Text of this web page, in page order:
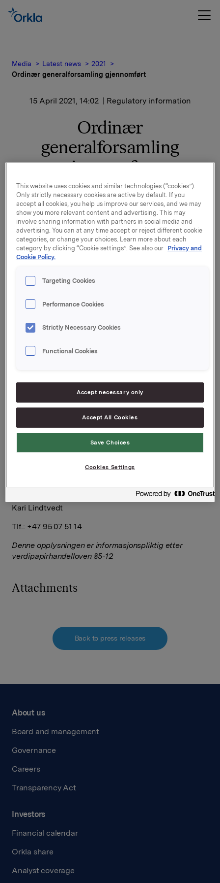
Media Latest news
2021
Ordinær generalforsamling gjennomført
15 April 2021, 14:02 | Regulatory information
Ordinær
generalforsamling
gjennomført
Orkla gjennomførte ordinær generalforsamling i dag,
15. april 2021, i Oslo som digitalt møte.
Alle forslag på agendaen ble vedtatt, jf. innkalling
offentliggjort som børsmelding den 25. mars 2021.
Generalforsamlingen vedtok styrets forslag til
aksjeutbytte for 2020 med kroner 2,75 pr. aksje.
Utbyttet vil bli utbetalt 26. april 2021 til aksjeeiere pr.
generalforsamlingsdato.
Protokollen fra generalforsamlingen vil bli ettersendt
tilgjengelig på www.orkla.no.
Konserndirektør, Kommunikasjon og Corporate Affairs
Håkon Mageli
Direktør Investor Relations
Kari Lindtvedt
Tlf.: +47 95 07 51 14
Denne opplysningen er informasjonspliktig etter
verdipapirhandelloven §5-12
Attachments
Back to press releases
About us
Board and management
Governance
Careers
Transparency Act
Investors
Financial calendar
Orkla share
Analyst coverage
This website uses cookies and similar technologies (“cookies”).
Only strictly necessary cookies are active by default. If you
accept all cookies, you help us improve our services, and we may
show you more relevant content and advertising. This may
involve sharing information with partners in social media and
advertising. You can at any time accept or reject different cookie
categories, or change your choices. Learn more about each
category by clicking “Cookie settings”. See also our Privacy and
Cookie Policy.
Targeting Cookies
Performance Cookies
Strictly Necessary Cookies
Functional Cookies
Accept necessary only
Accept All Cookies
Save Choices
Cookies Settings